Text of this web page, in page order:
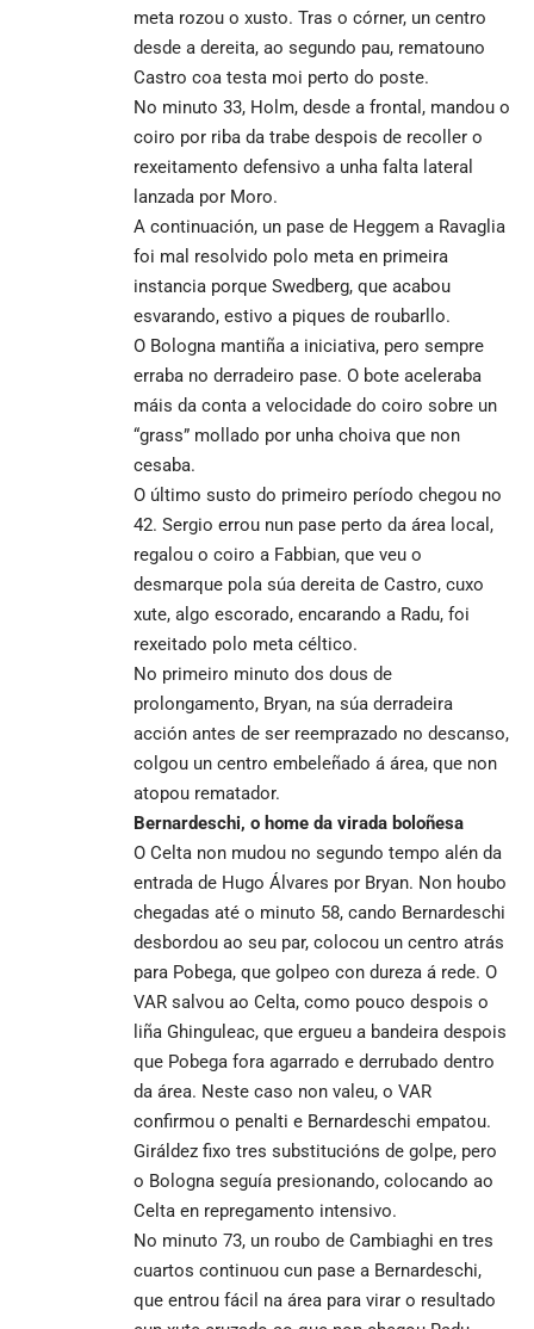
meta rozou o xusto. Tras o córner, un centro
desde a dereita, ao segundo pau, rematouno
Castro coa testa moi perto do poste.
No minuto 33, Holm, desde a frontal, mandou o
coiro por riba da trabe despois de recoller o
rexeitamento defensivo a unha falta lateral
lanzada por Moro.
A continuación, un pase de Heggem a Ravaglia
foi mal resolvido polo meta en primeira
instancia porque Swedberg, que acabou
esvarando, estivo a piques de roubarllo.
O Bologna mantiña a iniciativa, pero sempre
erraba no derradeiro pase. O bote aceleraba
máis da conta a velocidade do coiro sobre un
“grass” mollado por unha choiva que non
cesaba.
O último susto do primeiro período chegou no
42. Sergio errou nun pase perto da área local,
regalou o coiro a Fabbian, que veu o
desmarque pola súa dereita de Castro, cuxo
xute, algo escorado, encarando a Radu, foi
rexeitado polo meta céltico.
No primeiro minuto dos dous de
prolongamento, Bryan, na súa derradeira
acción antes de ser reemprazado no descanso,
colgou un centro embeleñado á área, que non
atopou rematador.
Bernardeschi, o home da virada boloñesa
O Celta non mudou no segundo tempo alén da
entrada de Hugo Álvares por Bryan. Non houbo
chegadas até o minuto 58, cando Bernardeschi
desbordou ao seu par, colocou un centro atrás
para Pobega, que golpeo con dureza á rede. O
VAR salvou ao Celta, como pouco despois o
liña Ghinguleac, que ergueu a bandeira despois
que Pobega fora agarrado e derrubado dentro
da área. Neste caso non valeu, o VAR
confirmou o penalti e Bernardeschi empatou.
Giráldez fixo tres substitucións de golpe, pero
o Bologna seguía presionando, colocando ao
Celta en repregamento intensivo.
No minuto 73, un roubo de Cambiaghi en tres
cuartos continuou cun pase a Bernardeschi,
que entrou fácil na área para virar o resultado